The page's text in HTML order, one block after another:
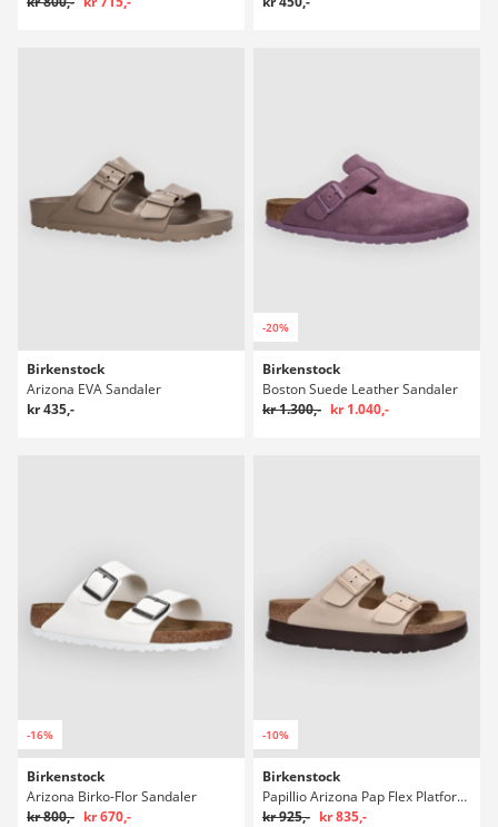
Birkenstock
Arizona EVA Sandaler
kr 435,-
-20%
Birkenstock
Boston Suede Leather Sandaler
kr 1.300,- kr 1.040,-
-16%
Birkenstock
Arizona Birko-Flor Sandaler
kr 800,- kr 670,-
-10%
Birkenstock
Papillio Arizona Pap Flex Platform Birko Sandaler
kr 925,- kr 835,-